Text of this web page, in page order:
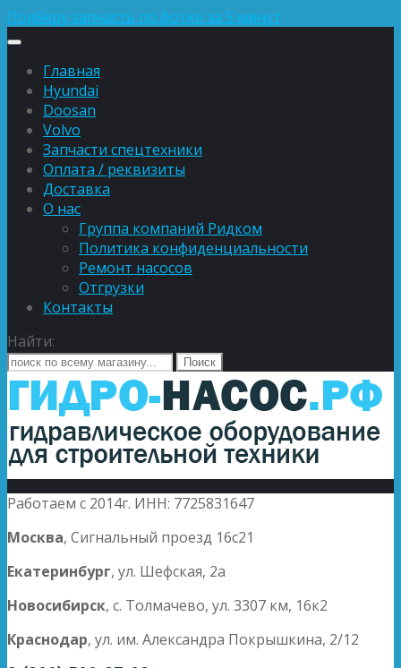
Подберу запчасть по фотке за 5 минут
Главная
Hyundai
Doosan
Volvo
Запчасти спецтехники
Оплата / реквизиты
Доставка
О нас
Группа компаний Ридком
Политика конфиденциальности
Ремонт насосов
Отгрузки
Контакты
Найти:
Работаем с 2014г. ИНН: 7725831647
Москва, Сигнальный проезд 16с21
Екатеринбург, ул. Шефская, 2а
Новосибирск, с. Толмачево, ул. 3307 км, 16к2
Краснодар, ул. им. Александра Покрышкина, 2/12